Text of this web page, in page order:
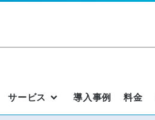
サービス 導入事例 料金